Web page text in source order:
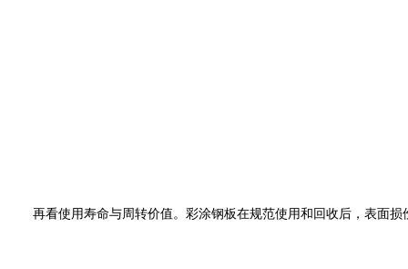
再看使用寿命与周转价值。彩涂钢板在规范使用和回收后，表面损